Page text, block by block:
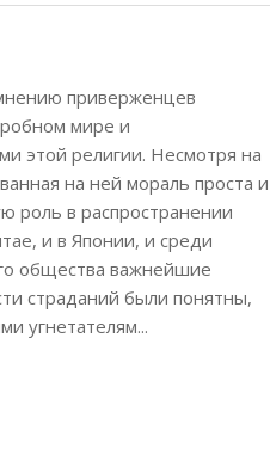
приверженцев
мире и
этой религии. Несмотря на
на ней мораль проста и
роль в распространении
и в Японии, и среди
общества важнейшие
страданий были понятны,
угнетателям...